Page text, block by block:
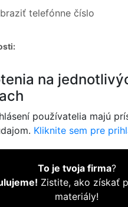
telefónne číslo
na
používatelia majú
Kliknite sem pre
To je tvoja firma?
Zistite, ako získať
materiály!